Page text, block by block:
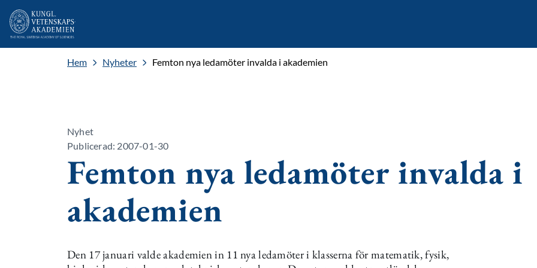
Hem Nyheter Femton nya ledamöter invalda i akademien
Nyhet
Publicerad: 2007-01-30
Femton nya ledamöter invalda i
akademien
Den 17 januari valde akademien in 11 nya ledamöter i klasserna för matematik, fysik,